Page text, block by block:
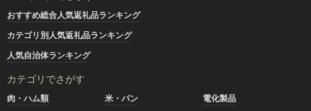
おすすめ総合人気返礼品ランキング
カテゴリ別人気返礼品ランキング
人気自治体ランキング
カテゴリでさがす
肉・ハム類 米・パン
電化製品